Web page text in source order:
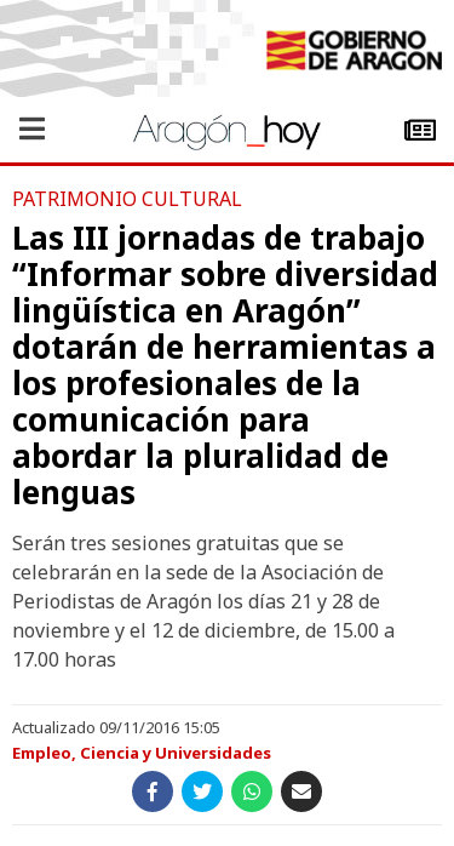
PATRIMONIO CULTURAL
Las III jornadas de trabajo
“Informar sobre diversidad
lingüística en Aragón”
dotarán de herramientas a
los profesionales de la
comunicación para
abordar la pluralidad de
lenguas
Serán tres sesiones gratuitas que se
celebrarán en la sede de la Asociación de
Periodistas de Aragón los días 21 y 28 de
noviembre y el 12 de diciembre, de 15.00 a
17.00 horas
Actualizado 09/11/2016 15:05
Empleo, Ciencia y Universidades